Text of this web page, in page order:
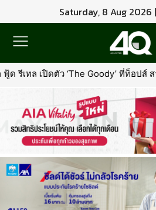
Saturday, 8 Aug 2026
ที่ท็อปส์ สาขาแรก ณ เซ็นทรัล น